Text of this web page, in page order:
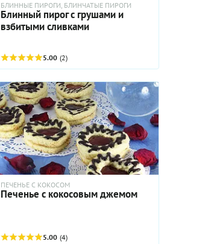
БЛИННЫЕ ПИРОГИ, БЛИНЧАТЫЕ ПИРОГИ
Блинный пирог с грушами и
взбитыми сливками
5.00 (2)
ПЕЧЕНЬЕ С КОКОСОМ
Печенье с кокосовым джемом
5.00 (4)